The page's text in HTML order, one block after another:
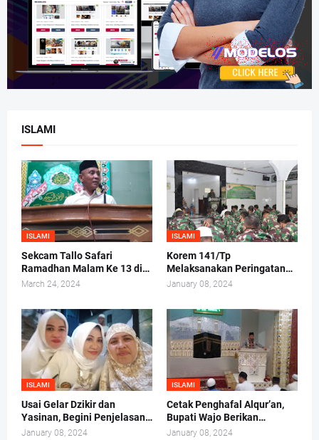
ISLAMI
ISLAMI
Sekcam Tallo Safari
Ramadhan Malam Ke 13 di
Mesjid Darul Ma'arif,
March 24, 2024
ISLAMI
Korem 141/Tp
Melaksanakan Peringatan
Maulid Nabi Muhammad
January 08, 2024
ISLAMI
Usai Gelar Dzikir dan
Yasinan, Begini Penjelasan
Andi Irma Mappanyukki
January 08, 2024
ISLAMI
Cetak Penghafal Alqur’an,
Bupati Wajo Berikan
Bantuan Buku At-Taisir
January 08, 2024